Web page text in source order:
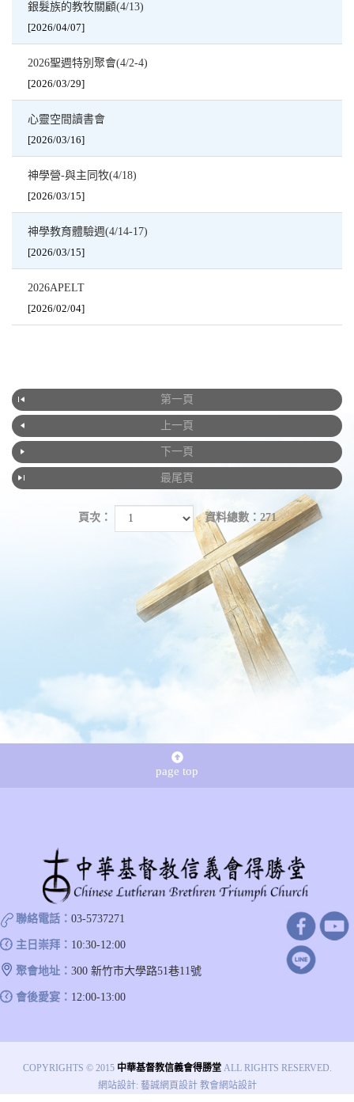
銀髮族的教牧關顧(4/13)
[2026/04/07]
2026聖週特別聚會(4/2-4)
[2026/03/29]
心靈空間讀書會
[2026/03/16]
神學營-與主同牧(4/18)
[2026/03/15]
神學教育體驗週(4/14-17)
[2026/03/15]
2026APELT
[2026/02/04]
第一頁
上一頁
下一頁
最尾頁
頁次： 資料總數：271
page top
聯絡電話： 03-5737271
主日崇拜： 10:30-12:00
聚會地址： 300 新竹市大學路51巷11號
會後愛宴： 12:00-13:00
COPYRIGHTS © 2015 中華基督教信義會得勝堂ALL RIGHTS RESERVED.
網站設計: 藝誠網頁設計 教會網站設計